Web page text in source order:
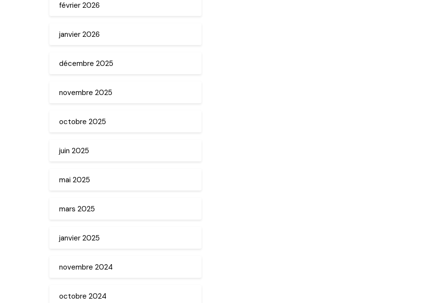
février 2026
janvier 2026
décembre 2025
novembre 2025
octobre 2025
juin 2025
mai 2025
mars 2025
janvier 2025
novembre 2024
octobre 2024